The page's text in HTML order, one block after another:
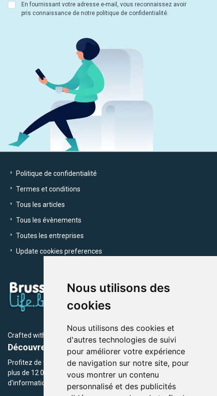
Nous utilisons des
cookies
Nous utilisons des cookies et
d'autres technologies de suivi
pour améliorer votre expérience
de navigation sur notre site, pour
vous montrer un contenu
personnalisé et des publicités
En fournissant votre adresse e-mail, vous reconnaissez avoir
pris connaissance de notre politique de confidentialité.
Politique de confidentialité
Termes et conditions
Tous les articles
Tous les évènements
Toutes les entreprises
Update cookies preferences
Crafted with by Brusselslife Team
Découvrez plus de 12 000 adresses et événements
Profitez de toutes les sections de BrusselsLife.be et découvrez
plus de 12 000 adresses et un grand choix d'événements,
d'informations et de conseils et astuces de notre écriture.